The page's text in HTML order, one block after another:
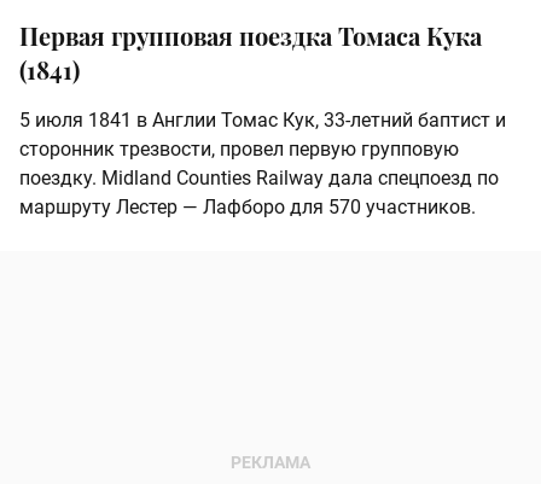
Первая групповая поездка Томаса Кука
(1841)
5 июля 1841 в Англии Томас Кук, 33‑летний баптист и
сторонник трезвости, провел первую групповую
поездку. Midland Counties Railway дала спецпоезд по
маршруту Лестер — Лафборо для 570 участников.